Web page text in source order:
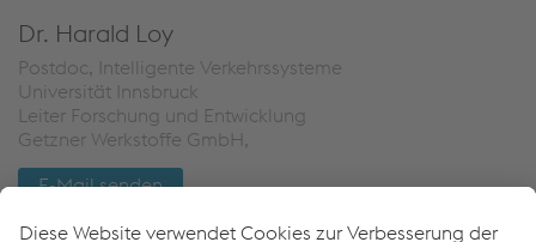
Dr. Harald Loy
Postdoc, Intelligente Verkehrssysteme
Universität Innsbruck
Leiter Forschung und Entwicklung
Getzner Werkstoffe GmbH,
E-Mail senden